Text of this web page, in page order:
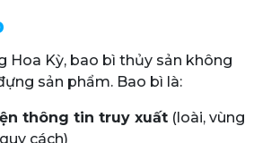
Hoa Kỳ, bao bì thủy sản không
sản phẩm. Bao bì là:
thông tin truy xuất(loài, vùng
cách)